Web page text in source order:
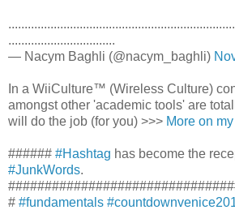
.................................
— Nacym Baghli (@nacym_baghli)
In a WiiCulture™ (Wireless Culture)
amongst other 'academic tools' are
will do the job (for you) >>> More on
###### #Hashtag has become the
#JunkWords.
# #fundamentals